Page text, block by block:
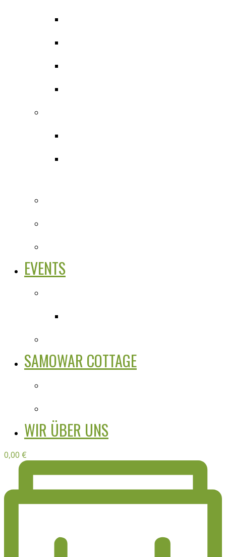
EVENTS
SAMOWAR COTTAGE
WIR ÜBER UNS
0,00 €